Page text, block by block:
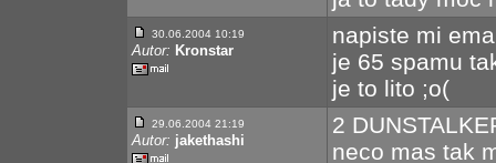
30.06.2004 10:19
Autor: Kronstar
napiste mi
je 65 spamu
je to lito ;o(
29.06.2004 21:19
Autor: jakethashi
2
neco mas tak